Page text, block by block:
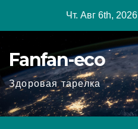
Чт. Авг 6th, 2026
Fanfan-eco
Здоровая тарелка